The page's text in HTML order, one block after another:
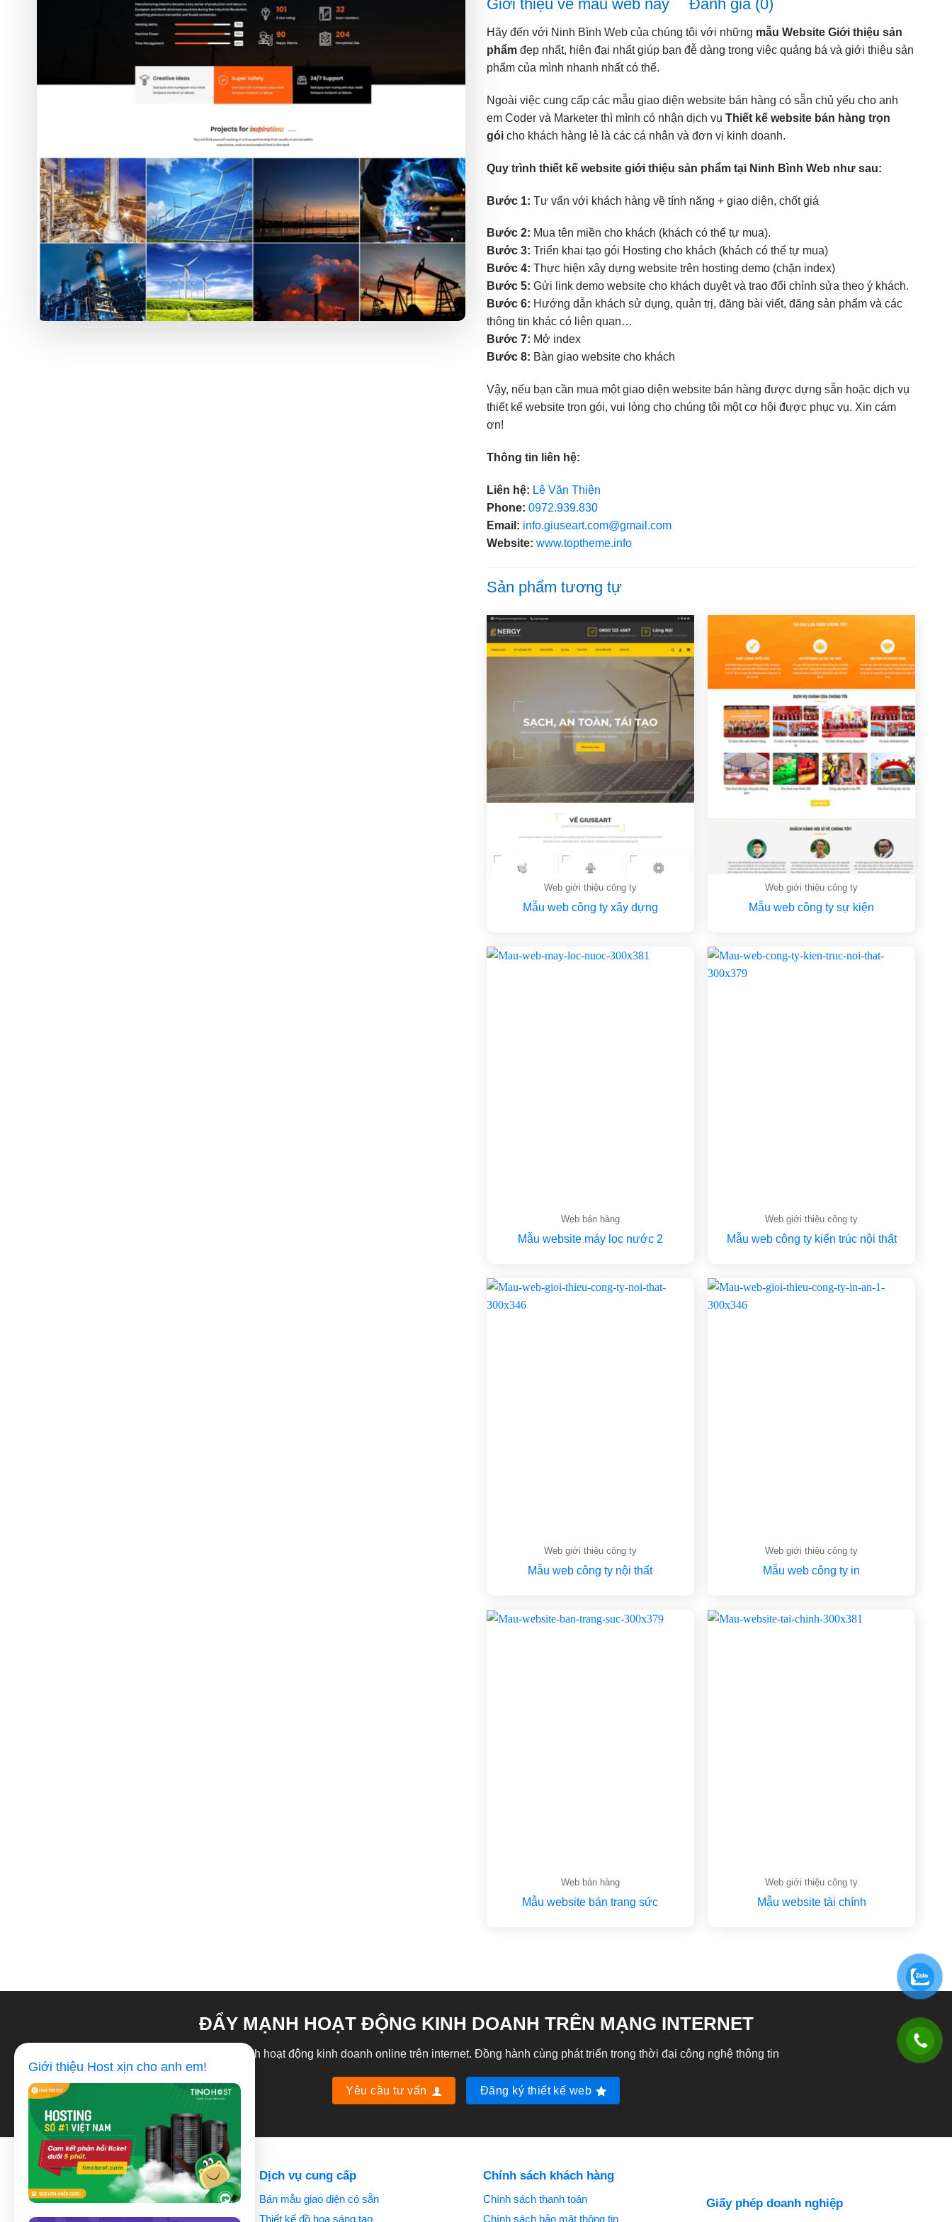
Giới thiệu về mẫu web này Đánh giá (0)
Hãy đến với Ninh Bình Web của chúng tôi với những mẫu Website Giới thiệu sản
phẩm đẹp nhất, hiện đại nhất giúp bạn đễ dàng trong việc quảng bá và giới thiệu sản
phẩm của mình nhanh nhất có thể.
Ngoài việc cung cấp các mẫu giao diện website bán hàng có sẵn chủ yếu cho anh
em Coder và Marketer thì mình có nhận dịch vụ Thiết kế website bán hàng trọn
gói cho khách hàng lẻ là các cá nhân và đơn vị kinh doanh.
Quy trình thiết kế website giới thiệu sản phẩm tại Ninh Bình Web như sau:
Bước 1: Tư vấn với khách hàng về tính năng + giao diện, chốt giá
Bước 2: Mua tên miền cho khách (khách có thể tự mua).
Bước 3: Triển khai tạo gói Hosting cho khách (khách có thể tự mua)
Bước 4: Thực hiện xây dựng website trên hosting demo (chặn index)
Bước 5: Gửi link demo website cho khách duyệt và trao đổi chỉnh sửa theo ý khách.
Bước 6: Hướng dẫn khách sử dụng, quản trị, đăng bài viết, đăng sản phẩm và các
thông tin khác có liên quan…
Bước 7: Mở index
Bước 8: Bàn giao website cho khách
Vậy, nếu bạn cần mua một giao diện website bán hàng được dựng sẵn hoặc dịch vụ
thiết kế website trọn gói, vui lòng cho chúng tôi một cơ hội được phục vụ. Xin cám
ơn!
Thông tin liên hệ:
Liên hệ: Lê Văn Thiện
Phone: 0972.939.830
Email: info.giuseart.com@gmail.com
Website: www.toptheme.info
Sản phẩm tương tự
Web giới thiệu công ty
Mẫu web công ty xây dựng
Web giới thiệu công ty
Mẫu web công ty sự kiện
Web bán hàng
Mẫu website máy lọc nước 2
Web giới thiệu công ty
Mẫu web công ty kiến trúc nội thất
Web giới thiệu công ty
Mẫu web công ty nội thất
Web giới thiệu công ty
Mẫu web công ty in
Web bán hàng
Mẫu website bán trang sức
Web giới thiệu công ty
Mẫu website tài chính
ĐẨY MẠNH HOẠT ĐỘNG KINH DOANH TRÊN MẠNG INTERNET
Cơ hội đẩy mạnh hoạt động kinh doanh online trên internet. Đồng hành cùng phát triển trong thời đại công nghệ thông tin
Yêu cầu tư vấn Đăng ký thiết kế web
NinhBinhWeb
Địa chỉ:Gia Lập, Gia Viễn, Ninh Bình
Dịch vụ cung cấp
Bán mẫu giao diện có sẵn
Thiết kế đồ họa sáng tạo
Chính sách khách hàng
Chính sách thanh toán
Chính sách bảo mật thông tin
Giấy phép doanh nghiệp
Giới thiệu Host xịn cho anh em!